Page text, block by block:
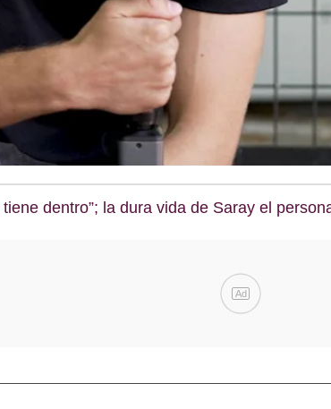
dentro”; la dura vida de Saray el
Ad